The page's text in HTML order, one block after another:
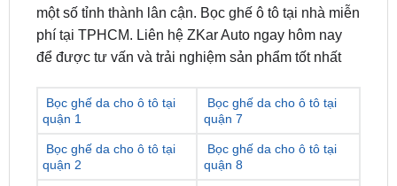
một số tỉnh thành lân cận. Bọc ghế ô tô tại nhà miễn
phí tại TPHCM. Liên hệ ZKar Auto ngay hôm nay
để được tư vấn và trải nghiệm sản phẩm tốt nhất
Bọc ghế da cho ô tô tại
quận 1
Bọc ghế da cho ô tô tại
quận 7
Bọc ghế da cho ô tô tại
quận 2
Bọc ghế da cho ô tô tại
quận 8